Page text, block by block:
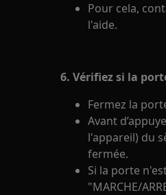
Pour cela,
l'aide.
6. Vérifiez si la
Fermez la
Avant
l'appareil) du
fermée.
Si la porte
"MARCHE/